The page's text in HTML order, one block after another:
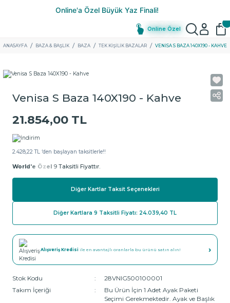
Online Özel
ANASAYFA BAZA & BAŞLIK BAZA TEK KIŞILIK BAZALAR VENISA S BAZA 140X190 - KAHVE
Venisa S Baza 140X190 - Kahve
21.854,00 TL
2.428,22 TL ‘den başlayan taksitlerle!!
World'e Özel 9 Taksitli Fiyattır.
Diğer Kartlar Taksit Seçenekleri
Diğer Kartlara 9 Taksitli Fiyatı: 24.039,40 TL
Alışveriş Kredisi ile en avantajlı oranlarla bu ürünü satın alın! ›
Stok Kodu
28VNIG500100001
Takım İçeriği
Bu Ürün İçin 1 Adet Ayak Paketi
Seçimi Gerekmektedir. Ayak ve Başlık